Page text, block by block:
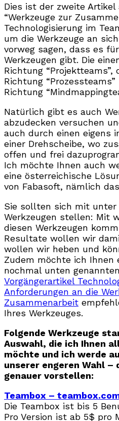
Dies ist der zweite Artikel
“Werkzeuge zur
Technologisierung im
um die Werkzeuge an
vorweg sagen, dass es
Werkzeugen gibt. Die
Richtung “Projektteams”,
Richtung
Richtung
Natürlich gibt es auch
abzudecken versuchen
auch durch einen eigens
einer Drehscheibe, wo
offen und frei
Ich möchte Ihnen auch
eine österreichische
von Fabasoft, nämlich
Sie sollten sich mit unter
Werkzeugen stellen: Mit
diesen Werkzeugen
Resultate wollen wir
wollen wir heben und
Zudem möchte ich Ihnen
nochmal unten
Vorgängerartikel
Anforderungen an die
Zusammenarbeit
Ihres Werkzeuges.
Folgende Werkzeuge
Auswahl, die ich Ihnen
möchte und ich werde
unserer engeren Wahl –
genauer vorstellen:
Teambox –
Die Teambox ist bis 5
Pro Version ist ab 5$ pro